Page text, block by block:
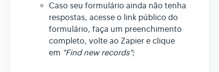
Caso seu formulário ainda não tenha
respostas, acesse o link público do
formulário, faça um preenchimento
completo, volte ao Zapier e clique
em "Find new records";